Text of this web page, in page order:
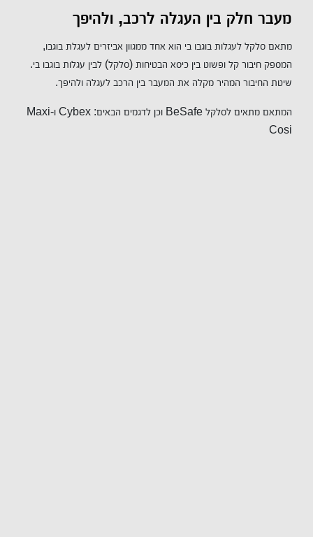
מעבר חלק בין העגלה לרכב, ולהיפך
מתאם סלקל לעגלות בוגבו בי הוא אחד ממגוון אביזרים לעגלת בוגבו,
המספק חיבור קל ופשוט בין כיסא הבטיחות (סלקל) לבין עגלות בוגבו בי.
שיטת החיבור המהיר מקלה את המעבר בין הרכב לעגלה ולהיפך.
המתאם מתאים לסלקל BeSafe וכן לדגמים הבאים: Cybex ו-Maxi
Cosi